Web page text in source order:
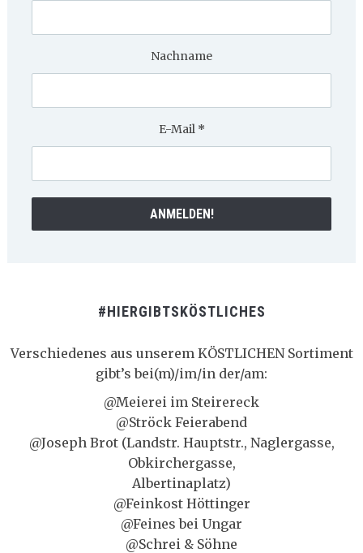
Nachname
E-Mail *
#HIERGIBTSKÖSTLICHES
Verschiedenes aus unserem KÖSTLICHEN Sortiment
gibt’s bei(m)/im/in der/am:
@Meierei im Steirereck
@Ströck Feierabend
@Joseph Brot (Landstr. Hauptstr., Naglergasse,
Obkirchergasse,
Albertinaplatz)
@Feinkost Höttinger
@Feines bei Ungar
@Schrei & Söhne